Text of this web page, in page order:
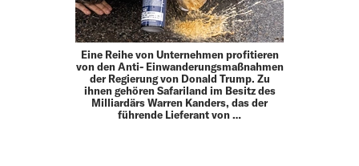
Eine Reihe von Unternehmen profitieren
von den Anti- Einwanderungsmaßnahmen
der Regierung von Donald Trump. Zu
ihnen gehören Safariland im Besitz des
Milliardärs Warren Kanders, das der
führende Lieferant von …